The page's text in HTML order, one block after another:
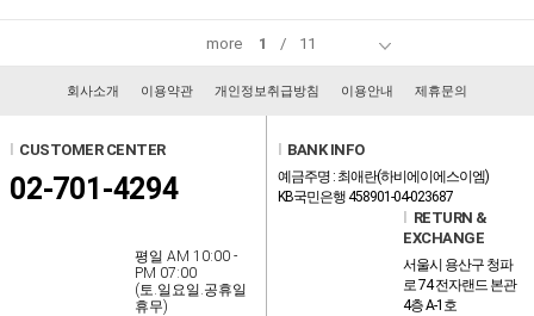
more 1 / 11
회사소개 이용약관 개인정보취급방침 이용안내 제휴문의
l CUSTOMER CENTER
02-701-4294
평일 AM 10:00 -
PM 07:00
(토.일요일.공휴일
휴무)
l BANK INFO
예금주명 : 최애란(하비에이에스이엠)
KB국민은행 458901-04-023687
l RETURN &
EXCHANGE
서울시 용산구 청파
로 74 전자랜드 본관
4층 A-1호